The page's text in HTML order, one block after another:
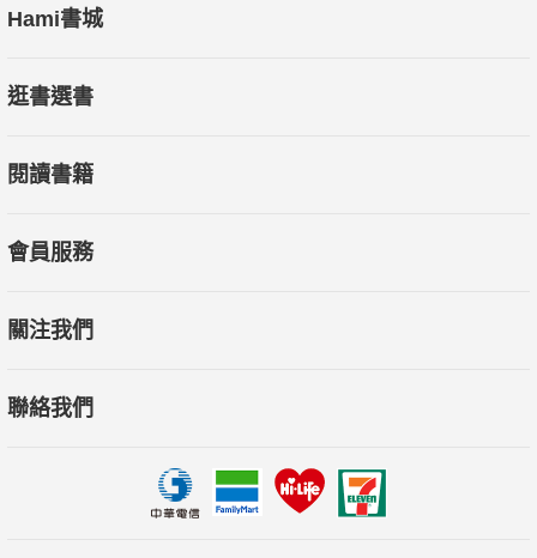
Hami書城
逛書選書
閱讀書籍
會員服務
關注我們
聯絡我們